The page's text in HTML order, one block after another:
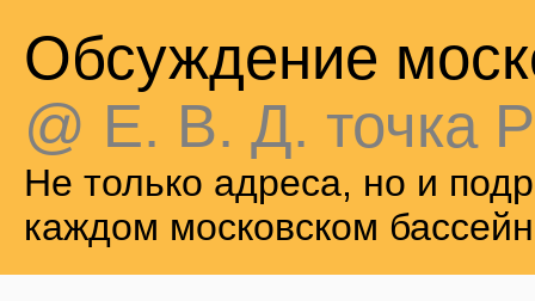
Обсуждение
@ Е. В. Д. точка
Не только адреса, но и
каждом московском